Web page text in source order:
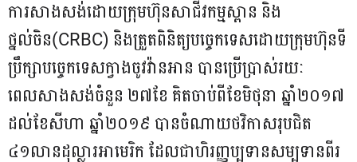
ការសាងសង់ដោយក្រុមហ៊ុនសាជីវកម្មស្ពាន និង
ថ្នល់ចិន(CRBC) និងត្រួតពិនិត្យបច្ចេកទេសដោយក្រុមហ៊ុនទី
ប្រឹក្សាបច្ចេកទេសក្វាងចូវវ៉ានអាន បានប្រើប្រាស់រយៈ
ពេលសាងសង់ចំនួន ២៧ខែ គិតចាប់ពីខែមិថុនា ឆ្នាំ២០១៧
ដល់ខែសីហា ឆ្នាំ២០១៩ បានចំណាយថវិកាសរុបជិត
៤១លានដុល្លារអាមេរិក ដែលជាហិរញ្ញប្បទានសម្បទានពីរ